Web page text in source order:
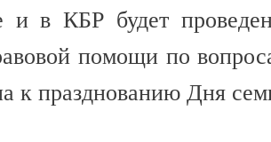
и в КБР будет
помощи по
к празднованию Дня